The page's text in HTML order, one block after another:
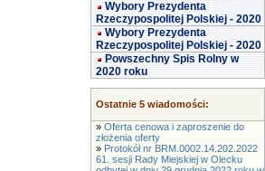
Wybory Prezydenta
Rzeczypospolitej Polskiej - 2020
Wybory Prezydenta
Rzeczypospolitej Polskiej - 2020
Powszechny Spis Rolny w
2020 roku
Ostatnie 5 wiadomości:
» Oferta cenowa i zaproszenie do
złożenia oferty
» Protokół nr BRM.0002.14.202.2022
61. sesji Rady Miejskiej w Olecku